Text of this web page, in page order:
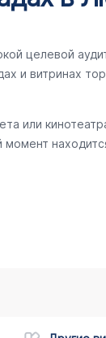
целевой
и витринах
или